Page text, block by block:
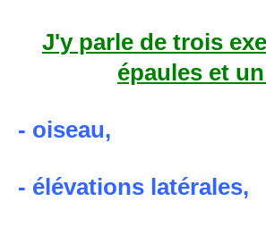
J'y parle de trois
épaules et
- oiseau,
- élévations latérales,